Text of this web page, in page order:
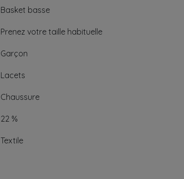
Basket basse
Prenez votre taille habituelle
Garçon
Lacets
Chaussure
22 %
Textile